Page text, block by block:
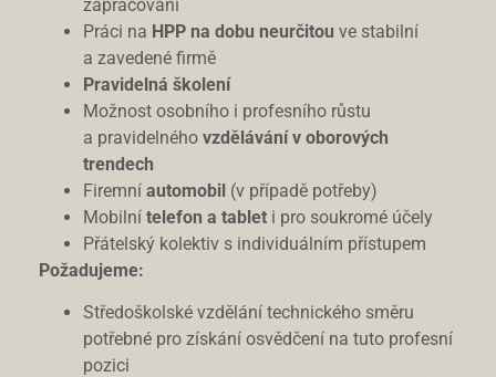
zapracování
Práci na HPP na dobu neurčitou ve stabilní
a zavedené firmě
Pravidelná školení
Možnost osobního i profesního růstu
a pravidelného vzdělávání v oborových
trendech
Firemní automobil (v případě potřeby)
Mobilní telefon a tablet i pro soukromé účely
Přátelský kolektiv s individuálním přístupem
Požadujeme:
Středoškolské vzdělání technického směru
potřebné pro získání osvědčení na tuto profesní
pozici